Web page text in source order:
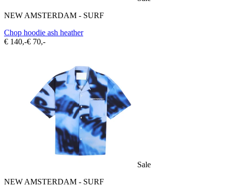
NEW AMSTERDAM - SURF
Chop hoodie ash heather
€ 140,-€ 70,-
Sale
NEW AMSTERDAM - SURF